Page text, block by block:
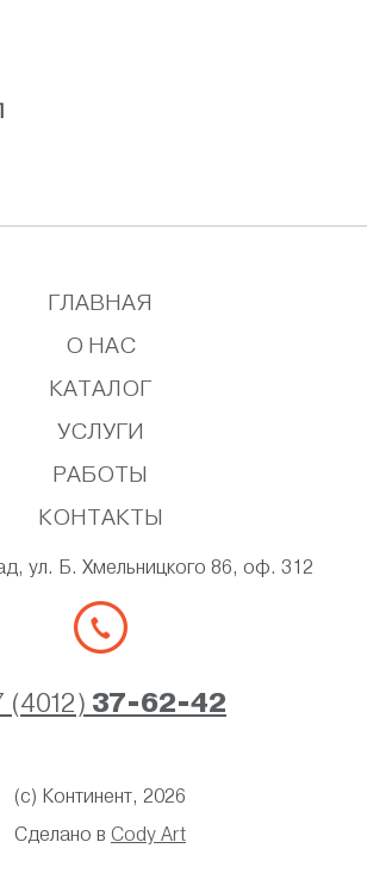
ГЛАВНАЯ
О НАС
КАТАЛОГ
УСЛУГИ
РАБОТЫ
КОНТАКТЫ
ул. Б. Хмельницкого 86, оф. 312
(4012) 37-62-42
(с) Континент, 2026
Сделано в Cody Art